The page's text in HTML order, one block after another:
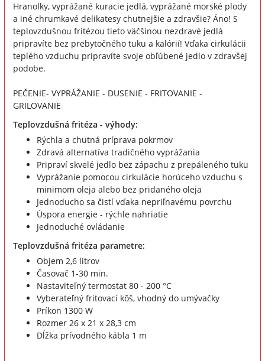
Hranolky, vyprážané kuracie jedlá, vyprážané morské plody
a iné chrumkavé delikatesy chutnejšie a zdravšie? Áno! S
teplovzdušnou fritézou tieto väčšinou nezdravé jedlá
pripravíte bez prebytočného tuku a kalórií! Vďaka cirkulácii
teplého vzduchu pripravíte svoje obľúbené jedlo v zdravšej
podobe.
PEČENIE- VYPRÁŽANIE - DUSENIE - FRITOVANIE -
GRILOVANIE
Teplovzdušná fritéza - výhody:
Rýchla a chutná príprava pokrmov
Zdravá alternatíva tradičného vyprážania
Pripraví skvelé jedlo bez zápachu z prepáleného tuku
Vyprážanie pomocou cirkulácie horúceho vzduchu s
minimom oleja alebo bez pridaného oleja
Jednoducho sa čistí vďaka nepriľnavému povrchu
Úspora energie - rýchle nahriatie
Jednoduché ovládanie
Teplovzdušná fritéza parametre:
Objem 2,6 litrov
Časovač 1-30 min.
Nastaviteľný termostat 80 - 200 °C
Vyberateľný fritovací kôš, vhodný do umývačky
Príkon 1300 W
Rozmer 26 x 21 x 28,3 cm
Dĺžka prívodného kábla 1 m